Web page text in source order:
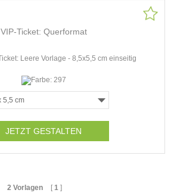
VIP-Ticket: Querformat
JETZT GESTALTEN
2 Vorlagen [ 1 ]